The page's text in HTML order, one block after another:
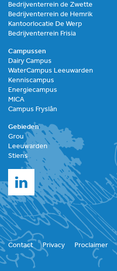
Bedrijventerrein de Zwette
Bedrijventerrein de Hemrik
Kantoorlocatie De Werp
Bedrijventerrein Frisia
Campussen
Dairy Campus
WaterCampus Leeuwarden
Kenniscampus
Energiecampus
MICA
Campus Fryslân
Gebieden
Grou
Leeuwarden
Stiens
Contact Privacy Proclaimer